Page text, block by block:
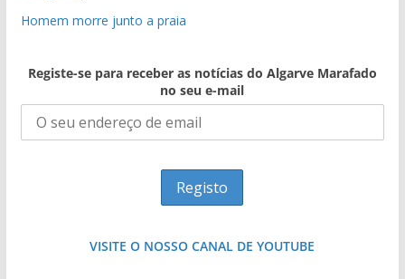
Homem morre junto a praia
Registe-se para receber as notícias do Algarve Marafado
no seu e-mail
VISITE O NOSSO CANAL DE YOUTUBE